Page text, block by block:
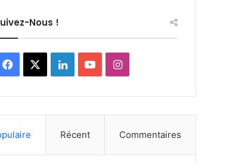
Nous !
Facebook LinkedinYouTubeInstagram
Récent Commentaires